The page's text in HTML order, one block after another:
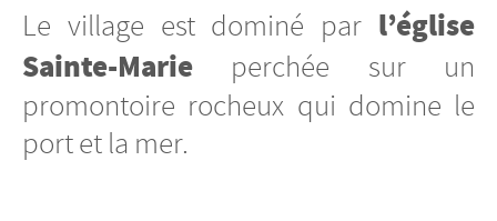
Le village est dominé par l’église
Sainte-Marie perchée sur un
promontoire rocheux qui domine le
port et la mer.